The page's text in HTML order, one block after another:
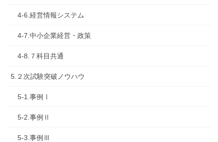
4-6.経営情報システム
4-7.中小企業経営・政策
4-8.７科目共通
5.２次試験突破ノウハウ
5-1.事例Ⅰ
5-2.事例Ⅱ
5-3.事例Ⅲ